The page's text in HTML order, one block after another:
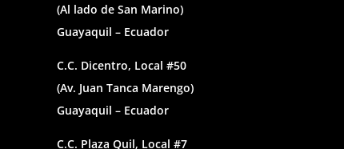
(Al lado de San Marino)
Guayaquil – Ecuador
C.C. Dicentro, Local #50
(Av. Juan Tanca Marengo)
Guayaquil – Ecuador
C.C. Plaza Quil, Local #7